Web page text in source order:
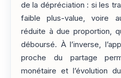
de la dépréciation : si les
faible plus-value, voire
réduite à due proportion,
déboursé. À l’inverse,
proche du partage
monétaire et l’évolution